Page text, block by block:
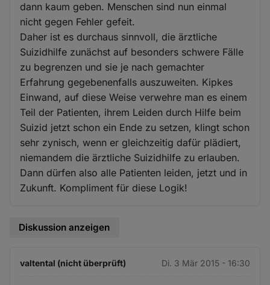
dann kaum geben. Menschen sind nun einmal
nicht gegen Fehler gefeit.
Daher ist es durchaus sinnvoll, die ärztliche
Suizidhilfe zunächst auf besonders schwere Fälle
zu begrenzen und sie je nach gemachter
Erfahrung gegebenenfalls auszuweiten. Kipkes
Einwand, auf diese Weise verwehre man es einem
Teil der Patienten, ihrem Leiden durch Hilfe beim
Suizid jetzt schon ein Ende zu setzen, klingt schon
sehr zynisch, wenn er gleichzeitig dafür plädiert,
niemandem die ärztliche Suizidhilfe zu erlauben.
Dann dürfen also alle Patienten leiden, jetzt und in
Zukunft. Kompliment für diese Logik!
Diskussion anzeigen
valtental (nicht überprüft) Di. 3 Mär 2015 - 16:30